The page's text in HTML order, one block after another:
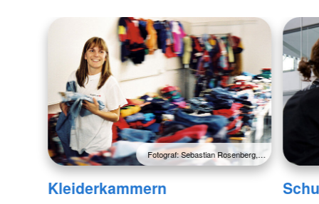
Fotograf: Sebastian Rosenberg,…
Kleiderkammern